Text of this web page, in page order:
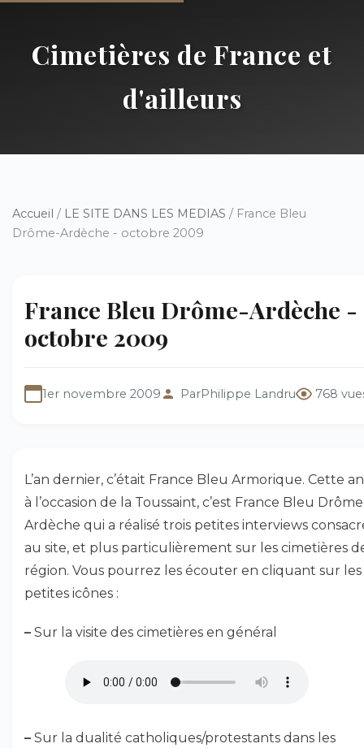
Cimetières de France et
d'ailleurs
Accueil / LE SITE DANS LES MEDIAS / France Bleu
Drôme-Ardèche - octobre 2009
France Bleu Drôme-Ardèche -
octobre 2009
1er novembre 2009 ParPhilippe Landru 768
L’an dernier, c’était France Bleu Armorique. Cette
à l’occasion de la Toussaint, c’est France Bleu
Ardèche qui a réalisé trois petites interviews
au site, et plus particulièrement sur les cimetières
région. Vous pourrez les écouter en cliquant sur les
petites icônes :
– Sur la visite des cimetières en général
– Sur la dualité catholiques/protestants dans les